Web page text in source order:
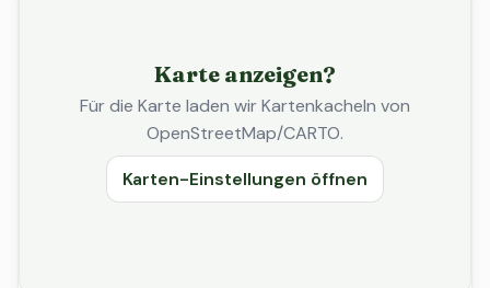
Karte anzeigen?
Für die Karte laden wir Kartenkacheln von
OpenStreetMap/CARTO.
Karten-Einstellungen öffnen